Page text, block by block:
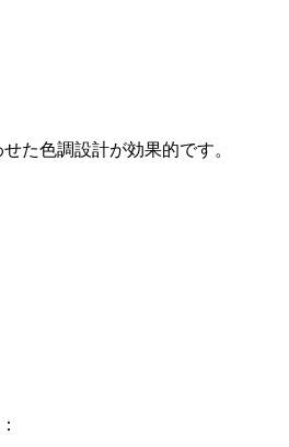
た色調設計が効果的です。